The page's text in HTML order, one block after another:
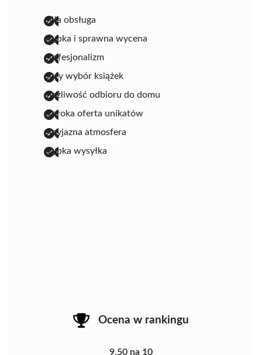
miła obsługa
szybka i sprawna wycena
profesjonalizm
duży wybór książek
możliwość odbioru do domu
szeroka oferta unikatów
przyjazna atmosfera
szybka wysyłka
Ocena w rankingu
9.50 na 10